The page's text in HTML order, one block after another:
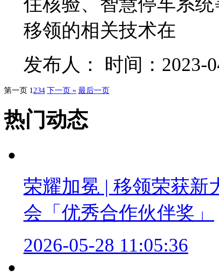
移领的相关技术在
发布人： 时间：2023-
第一页 1 234 下一页 » 最后一页
热门动态
荣耀加冕 | 移领荣获新
会「优秀合作伙伴奖」
2026-05-28 11:05:36